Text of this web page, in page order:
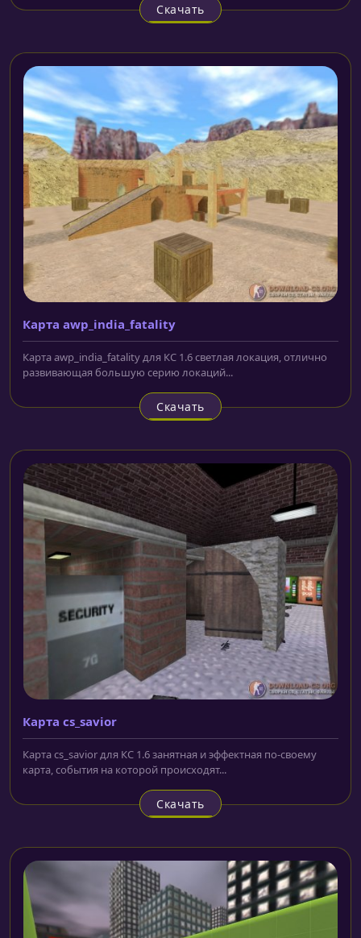
Скачать
Карта awp_india_fatality
Карта awp_india_fatality для КС 1.6 светлая локация, отлично
развивающая большую серию локаций...
Скачать
Карта cs_savior
Карта cs_savior для КС 1.6 занятная и эффектная по-своему
карта, события на которой происходят...
Скачать